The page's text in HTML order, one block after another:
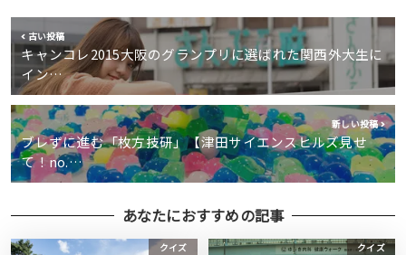
古い投稿
キャンコレ2015大阪のグランプリに選ばれた関西外大生に
イン…
新しい投稿
ブレずに進む「枚方技研」【津田サイエンスヒルズ見せ
て！no.…
あなたにおすすめの記事
クイズ クイズ